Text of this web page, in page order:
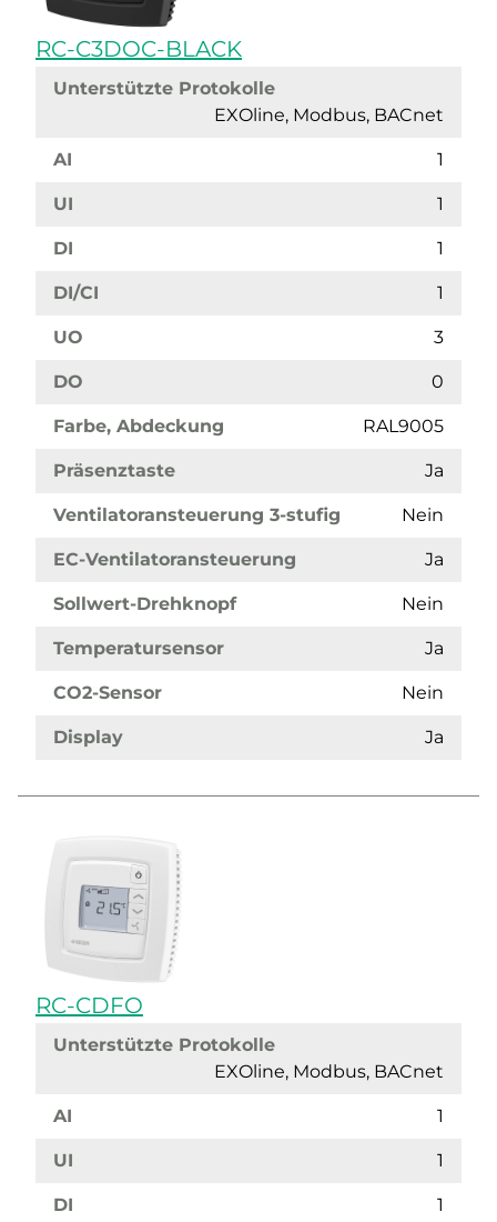
RC-C3DOC-BLACK
Unterstützte Protokolle
EXOline, Modbus, BACnet
AI 1
UI 1
DI 1
DI/CI 1
UO 3
DO 0
Farbe, Abdeckung RAL9005
Präsenztaste Ja
Ventilatoransteuerung 3-stufig Nein
EC-Ventilatoransteuerung Ja
Sollwert-Drehknopf Nein
Temperatursensor Ja
CO2-Sensor Nein
Display Ja
RC-CDFO
Unterstützte Protokolle
EXOline, Modbus, BACnet
AI 1
UI 1
DI 1